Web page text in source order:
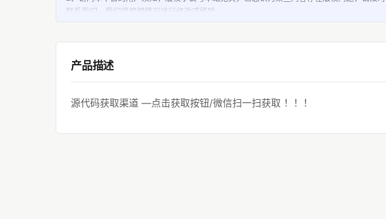
联系我们，我们将根据情况进行修改或移除。
3、本平台保证站内提供的免费联系客服下载资源（软件等等）都是按“原样”提供，本站未做
4、未经本平台的明确许可，任何人不得大量链接本站下载资源；不得复制或仿造本平台，本
期有效使用。
产品描述
源代码获取渠道 —点击获取按钮/微信扫一扫获取 ！！！